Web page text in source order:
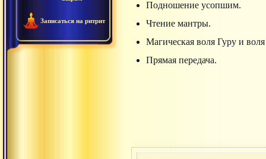
Записаться на ритрит
Подношение усопшим.
Чтение мантры.
Магическая воля Гуру и
Прямая передача.